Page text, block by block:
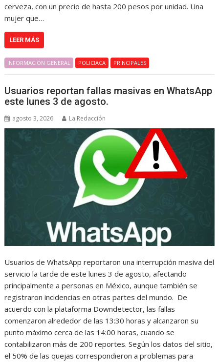
cerveza, con un precio de hasta 200 pesos por unidad. Una
mujer que…
LEER MÁS
INFORMACIÓN GENERAL POLICIACA PRINCIPALES
Usuarios reportan fallas masivas en WhatsApp
este lunes 3 de agosto.
agosto 3, 2026 La Redacción
Usuarios de WhatsApp reportaron una interrupción masiva del
servicio la tarde de este lunes 3 de agosto, afectando
principalmente a personas en México, aunque también se
registraron incidencias en otras partes del mundo. De
acuerdo con la plataforma Downdetector, las fallas
comenzaron alrededor de las 13:30 horas y alcanzaron su
punto máximo cerca de las 14:00 horas, cuando se
contabilizaron más de 200 reportes. Según los datos del sitio,
el 50% de las quejas correspondieron a problemas para